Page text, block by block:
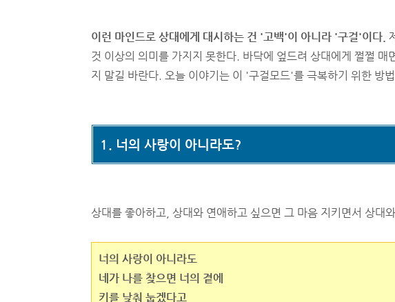
이런 마인드로 상대에게 대시하는 건 '고백'이 아니라 '구걸'이다.
것 이상의 의미를 가지지 못한다. 바닥에 엎드려 상대에게 쩔쩔 매
지 말길 바란다. 오늘 이야기는 이 '구걸모드'를 극복하기 위한 방
1. 너의 사랑이 아니라도?
상대를 좋아하고, 상대와 연애하고 싶으면 그 마음 지키면서 상대
너의 사랑이 아니라도
네가 나를 찾으면 너의 곁에
키를 낮춰 눕겠다고